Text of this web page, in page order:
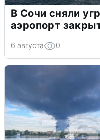
В Сочи сняли
аэропорт
6 августа 0